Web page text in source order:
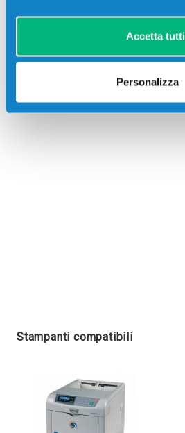
Accetta tutti
Personalizza
Recensioni
Stampanti compatibili